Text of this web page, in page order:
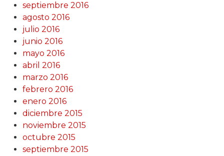
septiembre 2016
agosto 2016
julio 2016
junio 2016
mayo 2016
abril 2016
marzo 2016
febrero 2016
enero 2016
diciembre 2015
noviembre 2015
octubre 2015
septiembre 2015